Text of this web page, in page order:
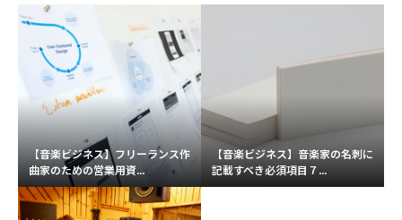
【音楽ビジネス】フリーランス作
曲家のための営業用資...
【音楽ビジネス】音楽家の名刺に
記載すべき必須項目７...